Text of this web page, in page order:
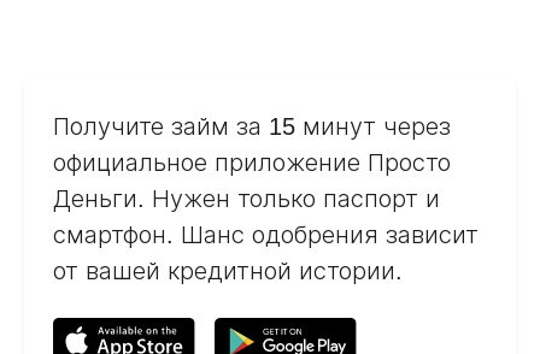
Получите займ за 15 минут через
официальное приложение Просто
Деньги. Нужен только паспорт и
смартфон. Шанс одобрения зависит
от вашей кредитной истории.